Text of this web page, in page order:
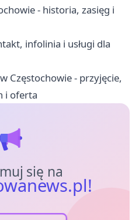
- historia, zasięg i
infolinia i usługi dla
Częstochowie - przyjęcie,
i oferta
się na